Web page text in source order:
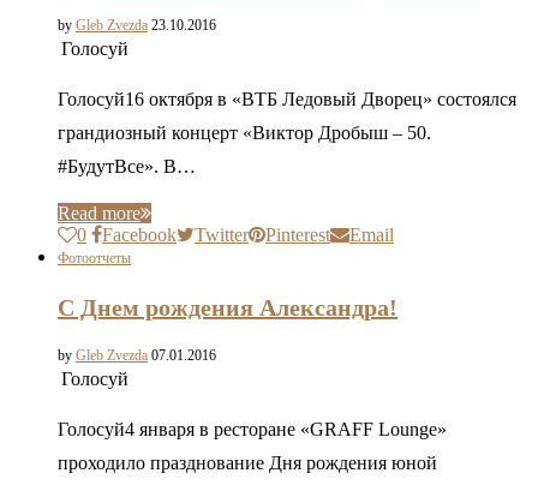
by Gleb Zvezda 23.10.2016
Голосуй
Голосуй16 октября в «ВТБ Ледовый Дворец» состоялся
грандиозный концерт «Виктор Дробыш – 50.
#БудутВсе». В…
Read more
0
Facebook Twitter Pinterest Email
Фотоотчеты
С Днем рождения Александра!
by Gleb Zvezda 07.01.2016
Голосуй
Голосуй4 января в ресторане «GRAFF Lounge»
проходило празднование Дня рождения юной